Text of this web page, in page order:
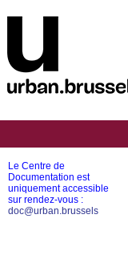
Le Centre de
Documentation est
uniquement accessible
sur rendez-vous :
doc@urban.brussels